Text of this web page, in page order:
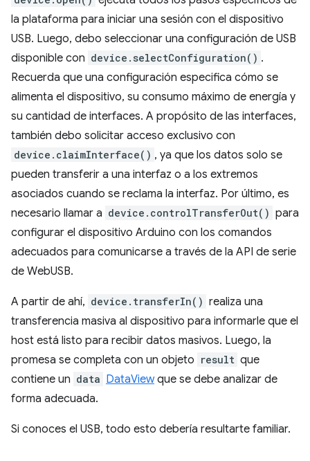
la plataforma para iniciar una sesión con el dispositivo
USB. Luego, debo seleccionar una configuración de USB
disponible con device.selectConfiguration() .
Recuerda que una configuración especifica cómo se
alimenta el dispositivo, su consumo máximo de energía y
su cantidad de interfaces. A propósito de las interfaces,
también debo solicitar acceso exclusivo con
device.claimInterface() , ya que los datos solo se
pueden transferir a una interfaz o a los extremos
asociados cuando se reclama la interfaz. Por último, es
necesario llamar a device.controlTransferOut() para
configurar el dispositivo Arduino con los comandos
adecuados para comunicarse a través de la API de serie
de WebUSB.
A partir de ahí, device.transferIn() realiza una
transferencia masiva al dispositivo para informarle que el
host está listo para recibir datos masivos. Luego, la
promesa se completa con un objeto result que
contiene un data DataViewque se debe analizar de
forma adecuada.
Si conoces el USB, todo esto debería resultarte familiar.